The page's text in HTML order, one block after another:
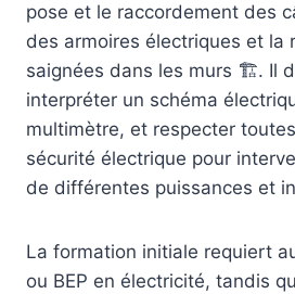
pose et le raccordement des
des armoires électriques et la
saignées dans les murs 🏗️. Il
interpréter un schéma
multimètre, et respecter
sécurité électrique pour
de différentes puissances et
La formation initiale requiert
ou BEP en électricité, tandis